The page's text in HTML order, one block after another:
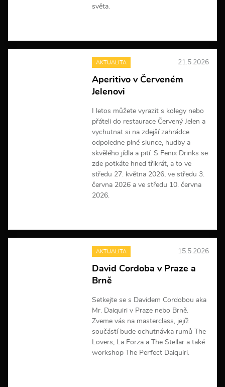
světa.
i
f
o
m
a
í
AKTUALITA 21.5.2026
Aperitivo v Červeném
Jelenovi
I letos můžete vyrazit s kolegy nebo
přáteli do restaurace Červený Jelen a
vychutnat si na zdejší zahrádce
odpoledne plné slunce, hudby a
skvělého jídla a pití. S Fenix Drinks se
zde potkáte hned třikrát, a to ve
středu 27. května 2026, ve středu 3.
června 2026 a ve středu 10. června
2026.
i
f
o
m
í
AKTUALITA 15.5.2026
David Cordoba v Praze a
Brně
Setkejte se s Davidem Cordobou aka
Mr. Daiquiri v Praze nebo Brně.
Zveme vás na masterclass, jejíž
součástí bude ochutnávka rumů The
Lovers, La Forza a The Stellar a také
workshop The Perfect Daiquiri.